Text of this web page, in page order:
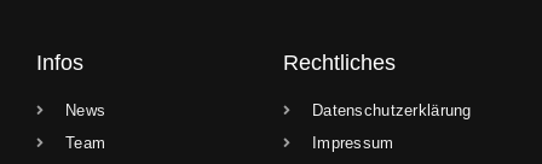
Infos
News
Team
Rechtliches
Datenschutzerklärung
Impressum